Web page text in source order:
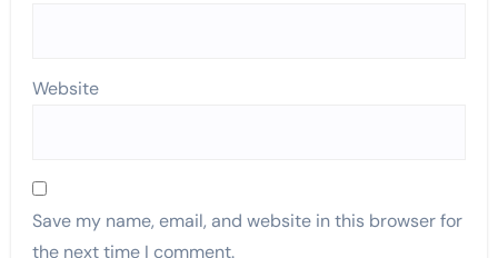
Website
Save my name, email, and website in this browser for
the next time I comment.